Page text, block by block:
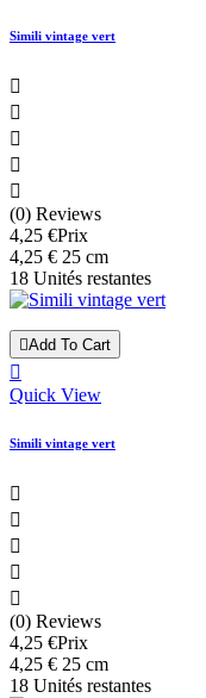
Simili vintage vert





(0) Reviews
4,25 €Prix
4,25 € 25 cm
18 Unités restantes
Add To Cart

Quick View
Simili vintage vert





(0) Reviews
4,25 €Prix
4,25 € 25 cm
18 Unités restantes